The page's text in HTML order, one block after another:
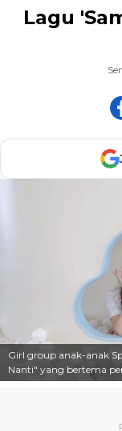
Lagu
Girl group anak-anak
Nanti" yang bertema